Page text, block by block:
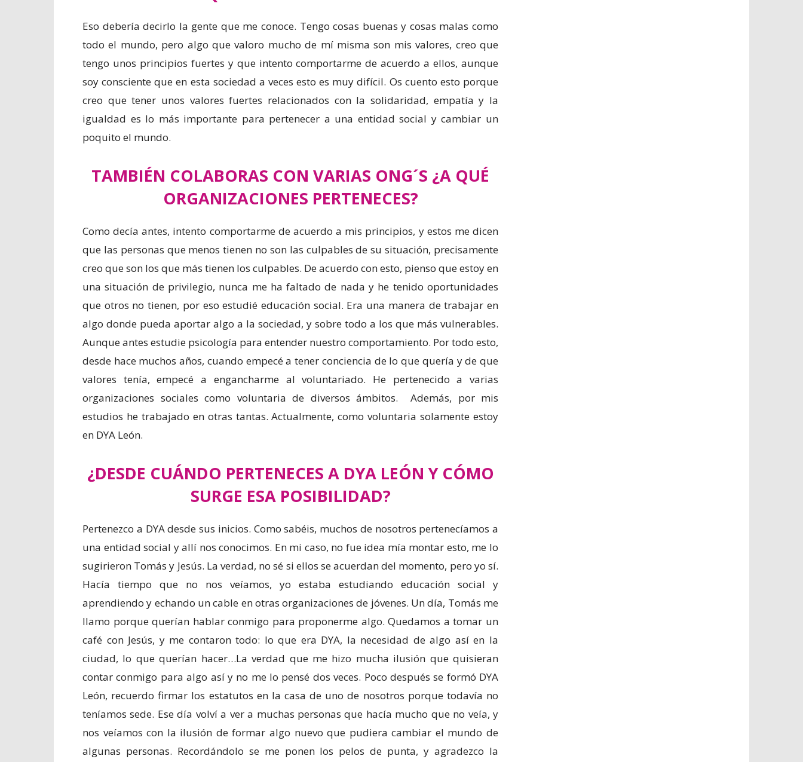
Eso debería decirlo la gente que me conoce. Tengo cosas buenas y cosas malas como
todo el mundo, pero algo que valoro mucho de mí misma son mis valores, creo que
tengo unos principios fuertes y que intento comportarme de acuerdo a ellos, aunque
soy consciente que en esta sociedad a veces esto es muy difícil. Os cuento esto porque
creo que tener unos valores fuertes relacionados con la solidaridad, empatía y la
igualdad es lo más importante para pertenecer a una entidad social y cambiar un
poquito el mundo.
TAMBIÉN COLABORAS CON VARIAS ONG´S ¿A QUÉ
ORGANIZACIONES PERTENECES?
Como decía antes, intento comportarme de acuerdo a mis principios, y estos me dicen
que las personas que menos tienen no son las culpables de su situación, precisamente
creo que son los que más tienen los culpables. De acuerdo con esto, pienso que estoy en
una situación de privilegio, nunca me ha faltado de nada y he tenido oportunidades
que otros no tienen, por eso estudié educación social. Era una manera de trabajar en
algo donde pueda aportar algo a la sociedad, y sobre todo a los que más vulnerables.
Aunque antes estudie psicología para entender nuestro comportamiento. Por todo esto,
desde hace muchos años, cuando empecé a tener conciencia de lo que quería y de que
valores tenía, empecé a engancharme al voluntariado. He pertenecido a varias
organizaciones sociales como voluntaria de diversos ámbitos. Además, por mis
estudios he trabajado en otras tantas. Actualmente, como voluntaria solamente estoy
en DYA León.
¿DESDE CUÁNDO PERTENECES A DYA LEÓN Y CÓMO
SURGE ESA POSIBILIDAD?
Pertenezco a DYA desde sus inicios. Como sabéis, muchos de nosotros pertenecíamos a
una entidad social y allí nos conocimos. En mi caso, no fue idea mía montar esto, me lo
sugirieron Tomás y Jesús. La verdad, no sé si ellos se acuerdan del momento, pero yo sí.
Hacía tiempo que no nos veíamos, yo estaba estudiando educación social y
aprendiendo y echando un cable en otras organizaciones de jóvenes. Un día, Tomás me
llamo porque querían hablar conmigo para proponerme algo. Quedamos a tomar un
café con Jesús, y me contaron todo: lo que era DYA, la necesidad de algo así en la
ciudad, lo que querían hacer…La verdad que me hizo mucha ilusión que quisieran
contar conmigo para algo así y no me lo pensé dos veces. Poco después se formó DYA
León, recuerdo firmar los estatutos en la casa de uno de nosotros porque todavía no
teníamos sede. Ese día volví a ver a muchas personas que hacía mucho que no veía, y
nos veíamos con la ilusión de formar algo nuevo que pudiera cambiar el mundo de
algunas personas. Recordándolo se me ponen los pelos de punta, y agradezco la